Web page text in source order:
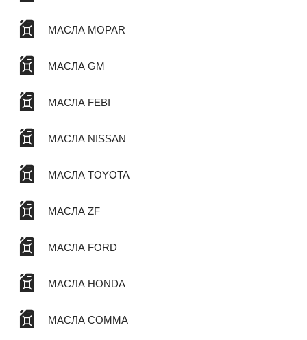
МАСЛА MOPAR
МАСЛА GM
МАСЛА FEBI
МАСЛА NISSAN
МАСЛА TOYOTA
МАСЛА ZF
МАСЛА FORD
МАСЛА HONDA
МАСЛА COMMA